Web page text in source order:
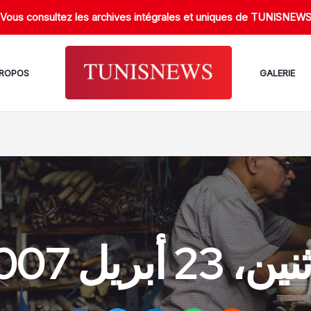
Vous consultez les archives intégrales et uniques de TUNISNEWS
GALERIE
23 أبريل 2007